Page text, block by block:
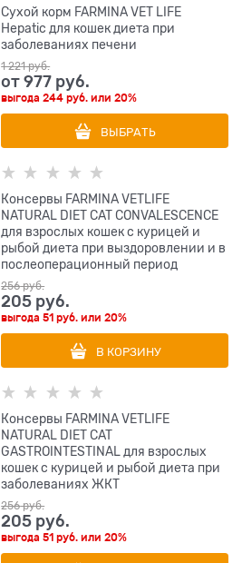
Сухой корм FARMINA VET LIFE
Hepatic для кошек диета при
заболеваниях печени
1 221 руб.
от977 руб.
выгода244 руб. или20%
ВЫБРАТЬ
Консервы FARMINA VETLIFE
NATURAL DIET CAT CONVALESCENCE
для взрослых кошек с курицей и
рыбой диета при выздоровлении и в
послеоперационный период
256 руб.
205 руб.
выгода51 руб. или20%
В КОРЗИНУ
Консервы FARMINA VETLIFE
NATURAL DIET CAT
GASTROINTESTINAL для взрослых
кошек с курицей и рыбой диета при
заболеваниях ЖКТ
256 руб.
205 руб.
выгода51 руб. или20%